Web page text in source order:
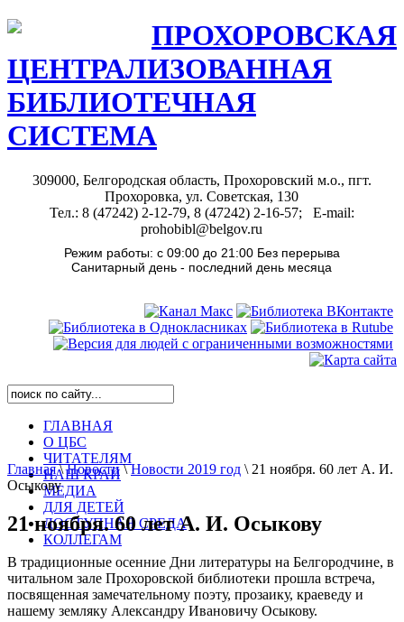
ПРОХОРОВСКАЯ
ЦЕНТРАЛИЗОВАННАЯ
БИБЛИОТЕЧНАЯ
СИСТЕМА
309000, Белгородская область, Прохоровский м.о., пгт.
Прохоровка, ул. Советская, 130
Тел.: 8 (47242) 2-12-79, 8 (47242) 2-16-57; E-mail:
prohobibl@belgov.ru
Режим работы: с 09:00 до 21:00 Без перерыва
Санитарный день - последний день месяца
ГЛАВНАЯ
О ЦБС
ЧИТАТЕЛЯМ
НАШ КРАЙ
МЕДИА
ДЛЯ ДЕТЕЙ
ДОСТУПНАЯ СРЕДА
КОЛЛЕГАМ
Главная\Новости\Новости 2019 год \ 21 ноября. 60 лет А. И.
Осыкову
21 ноября. 60 лет А. И. Осыкову
В традиционные осенние Дни литературы на Белгородчине, в
читальном зале Прохоровской библиотеки прошла встреча,
посвященная замечательному поэту, прозаику, краеведу и
нашему земляку Александру Ивановичу Осыкову.